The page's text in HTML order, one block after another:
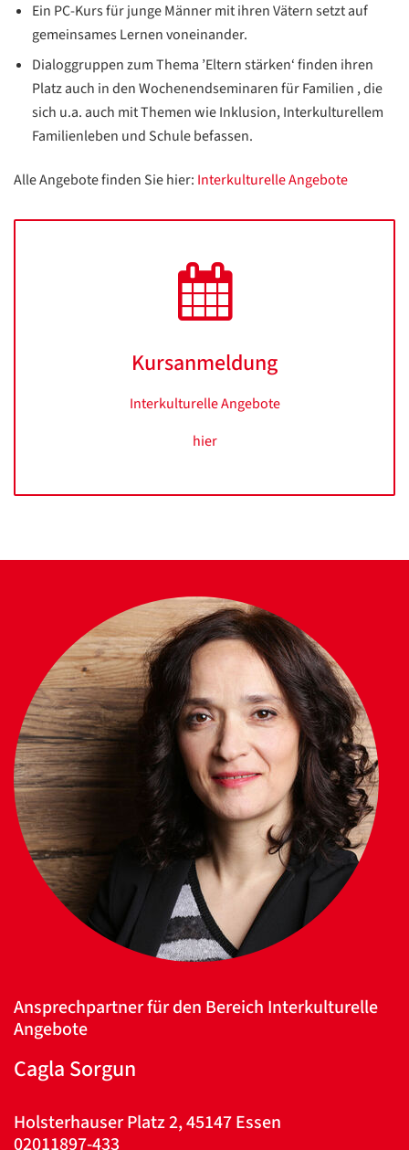
Ein PC-Kurs für junge Männer mit ihren Vätern setzt auf
gemeinsames Lernen voneinander.
Dialoggruppen zum Thema ’Eltern stärken‘ finden ihren
Platz auch in den Wochenendseminaren für Familien , die
sich u.a. auch mit Themen wie Inklusion, Interkulturellem
Familienleben und Schule befassen.
Alle Angebote finden Sie hier: Interkulturelle Angebote
Kursanmeldung
Interkulturelle Angebote
hier
Ansprechpartner für den Bereich Interkulturelle
Angebote
Cagla Sorgun
Holsterhauser Platz 2, 45147 Essen
02011897-433
Datenschutzerklärung